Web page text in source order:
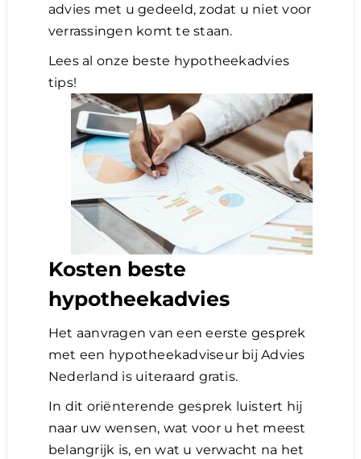
advies met u gedeeld, zodat u niet voor
verrassingen komt te staan.
Lees al onze beste hypotheekadvies
tips!
Kosten beste
hypotheekadvies
Het aanvragen van een eerste gesprek
met een hypotheekadviseur bij Advies
Nederland is uiteraard gratis.
In dit oriënterende gesprek luistert hij
naar uw wensen, wat voor u het meest
belangrijk is, en wat u verwacht na het